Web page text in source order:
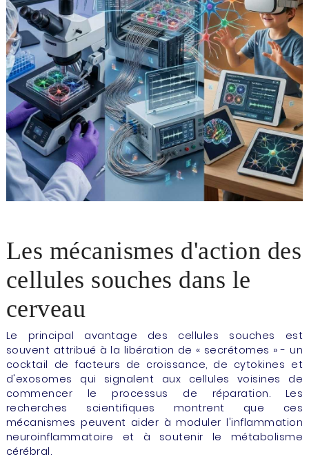
Les mécanismes d'action des
cellules souches dans le
cerveau
Le principal avantage des cellules souches est
souvent attribué à la libération de « secrétomes » - un
cocktail de facteurs de croissance, de cytokines et
d'exosomes qui signalent aux cellules voisines de
commencer le processus de réparation. Les
recherches scientifiques montrent que ces
mécanismes peuvent aider à moduler l'inflammation
neuroinflammatoire et à soutenir le métabolisme
cérébral.